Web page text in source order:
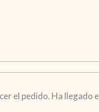
el pedido. Ha llegado